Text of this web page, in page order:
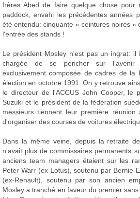
frères Abed de faire quelque chose pour
paddock, envahi les précédentes années
été entendu: cinquante « ceintures noires »
l'entrée des stands !
Le président Mosley n'est pas un ingrat: il
chargée de se pencher sur l'avenir
exclusivement composée de cadres de la
élection en octobre 1991. On y retrouve
le directeur de l'ACCUS John Cooper, le
Suzuki et le président de la fédération
messieurs tiennent leur première
d'organiser des courses de voitures
Dans la même veine, depuis la retraite
n'avait plus de commissaires permanents
anciens team managers étaient sur les
Peter Warr (ex-Lotus), soutenu par Bernie
(ex-Renault), soutenu par son ancien
Mosley a tranché en faveur du premier